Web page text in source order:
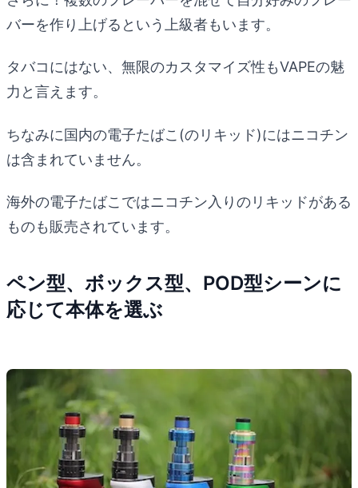
バーを作り上げるという上級者もいます。
タバコにはない、無限のカスタマイズ性もVAPEの魅
力と言えます。
ちなみに国内の電子たばこ(のリキッド)にはニコチン
は含まれていません。
海外の電子たばこではニコチン入りのリキッドがある
ものも販売されています。
ペン型、ボックス型、POD型シーンに
応じて本体を選ぶ